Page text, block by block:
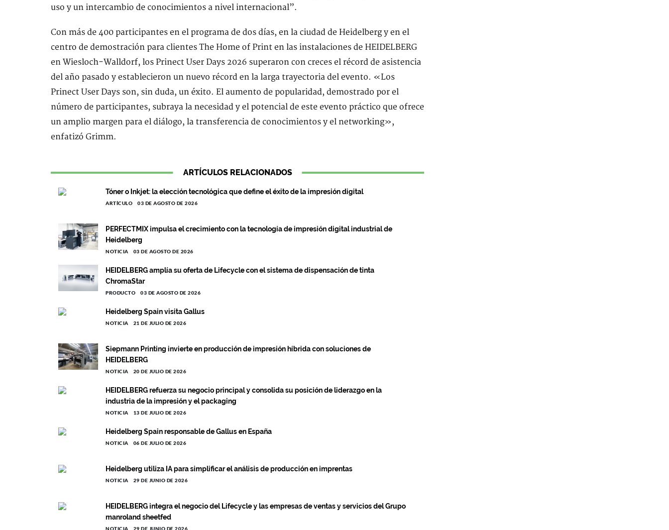
uso y un intercambio de conocimientos a nivel internacional”.
Con más de 400 participantes en el programa de dos días, en la ciudad de Heidelberg y en el
centro de demostración para clientes The Home of Print en las instalaciones de HEIDELBERG
en Wiesloch-Walldorf, los Prinect User Days 2026 superaron con creces el récord de asistencia
del año pasado y establecieron un nuevo récord en la larga trayectoria del evento. «Los
Prinect User Days son, sin duda, un éxito. El aumento de popularidad, demostrado por el
número de participantes, subraya la necesidad y el potencial de este evento práctico que ofrece
un amplio margen para el diálogo, la transferencia de conocimientos y el networking»,
enfatizó Grimm.
ARTÍCULOS RELACIONADOS
Tóner o Inkjet: la elección tecnológica que define el éxito de la impresión digital
ARTÍCULO 03 DE AGOSTO DE 2026
PERFECTMIX impulsa el crecimiento con la tecnología de impresión digital industrial de
Heidelberg
NOTICIA 03 DE AGOSTO DE 2026
HEIDELBERG amplía su oferta de Lifecycle con el sistema de dispensación de tinta
ChromaStar
PRODUCTO 03 DE AGOSTO DE 2026
Heidelberg Spain visita Gallus
NOTICIA 21 DE JULIO DE 2026
Siepmann Printing invierte en producción de impresión híbrida con soluciones de
HEIDELBERG
NOTICIA 20 DE JULIO DE 2026
HEIDELBERG refuerza su negocio principal y consolida su posición de liderazgo en la
industria de la impresión y el packaging
NOTICIA 13 DE JULIO DE 2026
Heidelberg Spain responsable de Gallus en España
NOTICIA 06 DE JULIO DE 2026
Heidelberg utiliza IA para simplificar el análisis de producción en imprentas
NOTICIA 29 DE JUNIO DE 2026
HEIDELBERG integra el negocio del Lifecycle y las empresas de ventas y servicios del Grupo
manroland sheetfed
NOTICIA 29 DE JUNIO DE 2026